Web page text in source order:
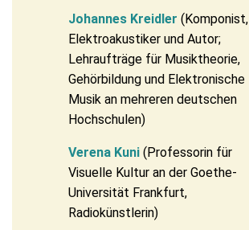
Johannes Kreidler (Komponist,
Elektroakustiker und Autor;
Lehraufträge für Musiktheorie,
Gehörbildung und Elektronische
Musik an mehreren deutschen
Hochschulen)
Verena Kuni(Professorin für
Visuelle Kultur an der Goethe-
Universität Frankfurt,
Radiokünstlerin)